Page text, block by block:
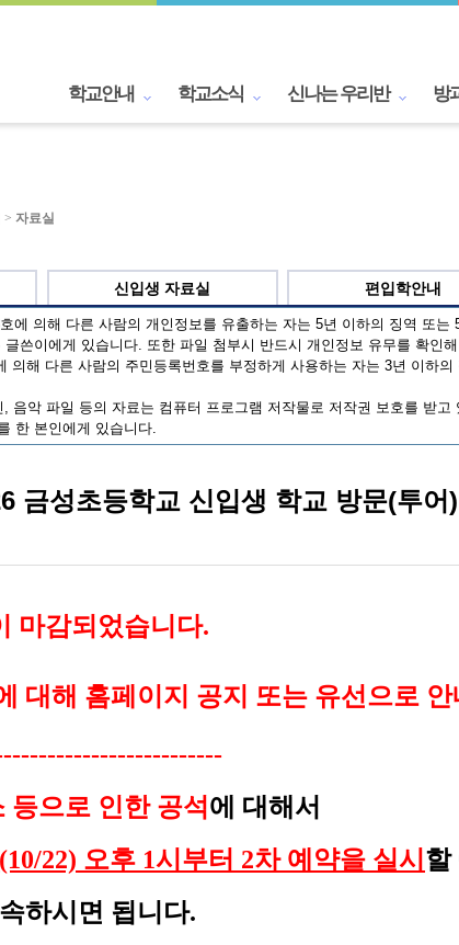
학교안내 학교소식 신나는 우리반 방
> 자료실
신입생 자료실 편입학안내
에 의해 다른 사람의 개인정보를 유출하는 자는 5년 이하의 징역 또는
쓴이에게 있습니다. 또한 파일 첨부시 반드시 개인정보 유무를 확인
의해 다른 사람의 주민등록번호를 부정하게 사용하는 자는 3년 이하
음악 파일 등의 자료는 컴퓨터 프로그램 저작물로 저작권 보호를 받
한 본인에게 있습니다.
금성초등학교 신입생 학교 방문(투어)
마감되었습니다.
대해 홈페이지 공지 또는 유선으로
등으로 인한 공석 에 대해서
22) 오후 1시부터 2차 예약을 실시 할
하시면 됩니다.